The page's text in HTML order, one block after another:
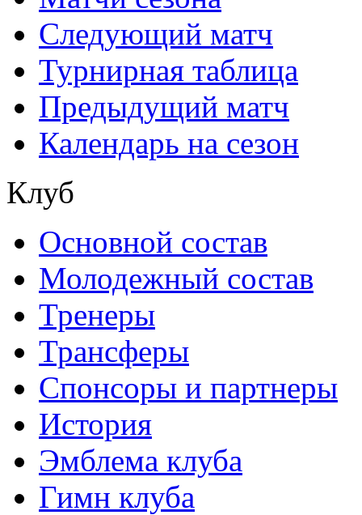
Следующий матч
Турнирная таблица
Предыдущий матч
Календарь на сезон
Клуб
Основной состав
Молодежный состав
Тренеры
Трансферы
Спонсоры и партнеры
История
Эмблема клуба
Гимн клуба